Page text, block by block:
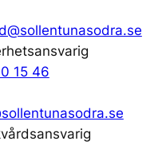
15 46